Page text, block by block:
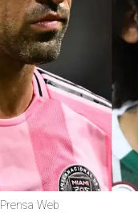
Prensa Web